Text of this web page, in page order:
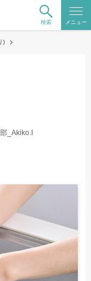
検索 メニュー
)
_Akiko.I